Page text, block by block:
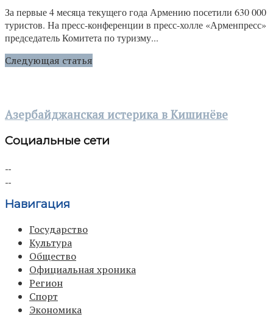
За первые 4 месяца текущего года Армению посетили 630 000
туристов. На пресс-конференции в пресс-холле «Арменпресс»
председатель Комитета по туризму...
Следующая статья
Азербайджанская истерика в Кишинёве
Социальные сети
Навигация
Государство
Культура
Общество
Официальная хроника
Регион
Спорт
Экономика